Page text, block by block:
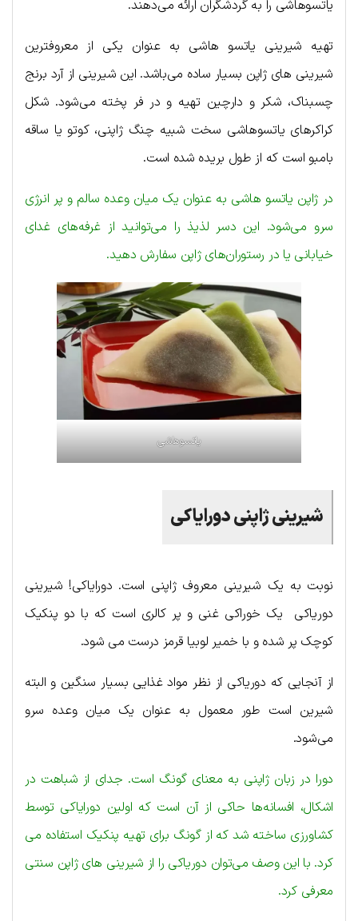
یاتسوهاشی را به گردشگران ارائه می‌دهند.
تهیه شیرینی یاتسو هاشی به عنوان یکی از معروفترین
شیرینی های ژاپن بسیار ساده می‌باشد. این شیرینی از آرد برنج
چسبناک، شکر و دارچین تهیه و در فر پخته می‌شود. شکل
کراکرهای یاتسوهاشی سخت شبیه چنگ ژاپنی، کوتو یا ساقه
بامبو است که از طول بریده شده است.
در ژاپن یاتسو هاشی به عنوان یک میان وعده سالم و پر انرژی
سرو می‌شود. این دسر لذیذ را می‌توانید از غرفه‌های غدای
خیابانی یا در رستوران‌های ژاپن سفارش دهید.
یاتسوهاشی
شیرینی ژاپنی دورایاکی
نوبت به یک شیرینی معروف ژاپنی است. دورایاکی! شیرینی
دوریاکی یک خوراکی غنی و پر کالری است که با دو پنکیک
کوچک پر شده و با خمیر لوبیا قرمز درست می شود.
از آنجایی که دوریاکی از نظر مواد غذایی بسیار سنگین و البته
شیرین است طور معمول به عنوان یک میان وعده سرو
می‌شود.
دورا در زبان ژاپنی به معنای گونگ است. جدای از شباهت در
اشکال، افسانه‌ها حاکی از آن است که اولین دورایاکی توسط
کشاورزی ساخته شد که از گونگ برای تهیه پنکیک استفاده می
کرد. با این وصف می‌توان دوریاکی را از شیرینی های ژاپن سنتی
معرفی کرد.